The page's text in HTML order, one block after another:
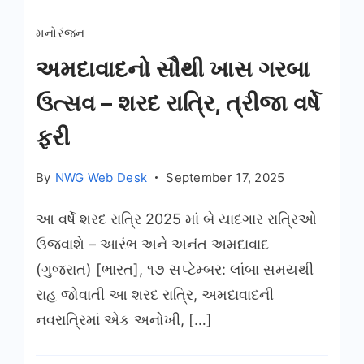
મનોરંજન
અમદાવાદનો સૌથી ખાસ ગરબા
ઉત્સવ – શરદ રાત્રિ, ત્રીજા વર્ષે
ફરી
By NWG Web Desk September 17, 2025
આ વર્ષે શરદ રાત્રિ 2025 માં બે યાદગાર રાત્રિઓ
ઉજવાશે – આરંભ અને અનંત અમદાવાદ
(ગુજરાત) [ભારત], ૧૭ સપ્ટેમ્બર: લાંબા સમયથી
રાહ જોવાતી આ શરદ રાત્રિ, અમદાવાદની
નવરાત્રિમાં એક અનોખી, […]